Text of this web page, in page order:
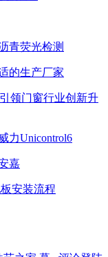
青荧光检测
的生产厂家
领门窗行业创新升
力Unicontrol6
嘉
安装流程